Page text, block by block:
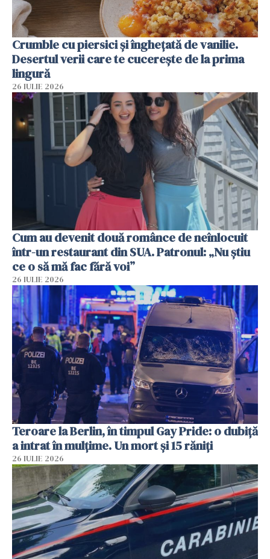
Crumble cu piersici și înghețată de vanilie.
Desertul verii care te cucerește de la prima
lingură
26 IULIE 2026
Cum au devenit două românce de neînlocuit
într-un restaurant din SUA. Patronul: „Nu știu
ce o să mă fac fără voi”
26 IULIE 2026
Teroare la Berlin, în timpul Gay Pride: o dubiță
a intrat în mulțime. Un mort și 15 răniți
26 IULIE 2026